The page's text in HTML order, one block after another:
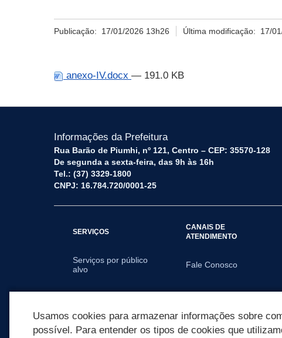
Publicação: 17/01/2026 13h26 Última modificação: 17/
anexo-IV.docx — 191.0 KB
Informações da Prefeitura
Rua Barão de Piumhi, nº 121, Centro – CEP: 35570-128
De segunda a sexta-feira, das 9h às 16h
Tel.: (37) 3329-1800
CNPJ: 16.784.720/0001-25
SERVIÇOS
Serviços por público
alvo
CANAIS DE
ATENDIMENTO
Fale Conosco
Usamos cookies para armazenar informações sobre
possível. Para entender os tipos de cookies que